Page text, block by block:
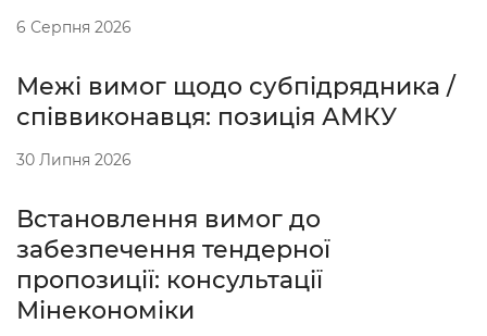
6 Серпня 2026
Межі вимог щодо субпідрядника /
співвиконавця: позиція АМКУ
30 Липня 2026
Встановлення вимог до
забезпечення тендерної
пропозиції: консультації
Мінекономіки